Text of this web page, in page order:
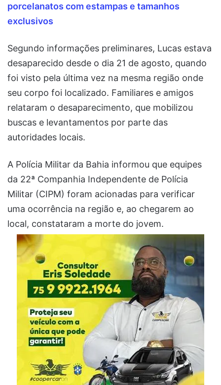
porcelanatos com estampas e tamanhos
exclusivos
Segundo informações preliminares, Lucas estava
desaparecido desde o dia 21 de agosto, quando
foi visto pela última vez na mesma região onde
seu corpo foi localizado. Familiares e amigos
relataram o desaparecimento, que mobilizou
buscas e levantamentos por parte das
autoridades locais.
A Polícia Militar da Bahia informou que equipes
da 22ª Companhia Independente de Polícia
Militar (CIPM) foram acionadas para verificar
uma ocorrência na região e, ao chegarem ao
local, constataram a morte do jovem.